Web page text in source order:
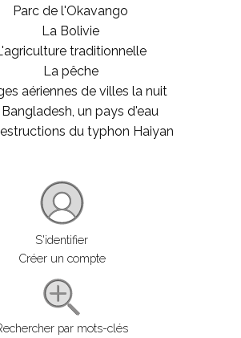
Parc de l'Okavango
La Bolivie
traditionnelle
La pêche
aériennes de villes la nuit
Bangladesh, un pays d'eau
du typhon Haiyan
S'identifier
Créer un compte
par mots-clés